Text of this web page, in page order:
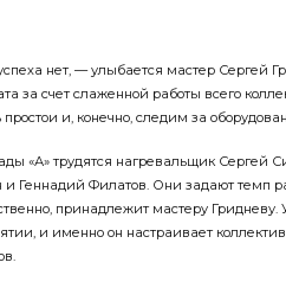
нет, — улыбается мастер Сергей
за счет слаженной работы всего
и, конечно, следим за
«А» трудятся нагревальщик Сергей
Геннадий Филатов. Они задают темп
принадлежит мастеру Гридневу.
и именно он настраивает